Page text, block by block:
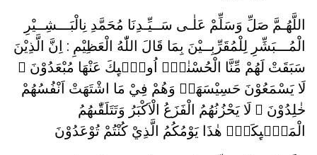
اللَّهُـمَّ صَلِّ وَسَلِّمْ عَلٰـى سَــيِّـدِنَا مُحَمَّدِ نِالْبَـــشِــيْرِ
الْمُـــبَشِّرِ لِلْمُقَرِّبِــيْنَ بِمَا قَالَ اللّٰهُ الْعَظِيْمِ : اِنَّ الَّذِيْنَ
سَبَقَتْ لَهُمْ مِّنَّا الْحُسْنٰىٓۙ اُولٰۤىِٕكَ عَنْهَا مُبْعَدُوْنَ ۙ
لَا يَسْمَعُوْنَ حَسِيْسَهَاۚ وَهُمْ فِيْ مَا اشْتَهَتْ اَنْفُسُهُمْ
خٰلِدُوْنَ ۚ لَا يَحْزُنُهُمُ الْفَزَعُ الْاَكْبَرُ وَتَتَلَقّٰىهُمُ
الْمَلٰۤىِٕكَةُۗ هٰذَا يَوْمُكُمُ الَّذِيْ كُنْتُمْ تُوْعَدُوْنَ